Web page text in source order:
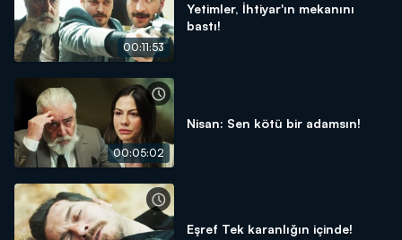
00:11:53
Yetimler, İhtiyar'ın mekanını
bastı!
00:05:02
Nisan: Sen kötü bir adamsın!
Eşref Tek karanlığın içinde!